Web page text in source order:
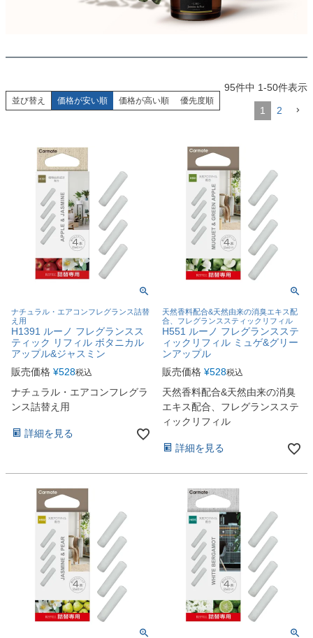
並び替え 価格が安い順 価格が高い順 優先度順
95件中 1-50件表示
1 2
ナチュラル・エアコンフレグランス詰替
え用
H1391 ルーノ フレグランスス
ティック リフィル ボタニカル
アップル&ジャスミン
販売価格 ¥528税込
ナチュラル・エアコンフレグラ
ンス詰替え用
詳細を見る
天然香料配合&天然由来の消臭エキス配
合、フレグランススティックリフィル
H551 ルーノ フレグランスステ
ィックリフィル ミュゲ&グリー
ンアップル
販売価格 ¥528税込
天然香料配合&天然由来の消臭
エキス配合、フレグランスステ
ィックリフィル
詳細を見る